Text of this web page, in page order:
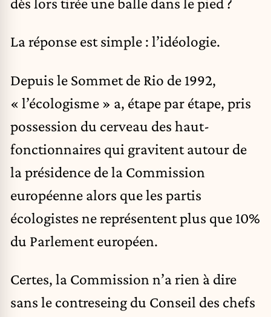
La réponse est simple : l’idéologie.
Depuis le Sommet de Rio de 1992,
« l’écologisme » a, étape par étape, pris
possession du cerveau des haut-
fonctionnaires qui gravitent autour de
la présidence de la Commission
européenne alors que les partis
écologistes ne représentent plus que 10%
du Parlement européen.
Certes, la Commission n’a rien à dire
sans le contreseing du Conseil des chefs